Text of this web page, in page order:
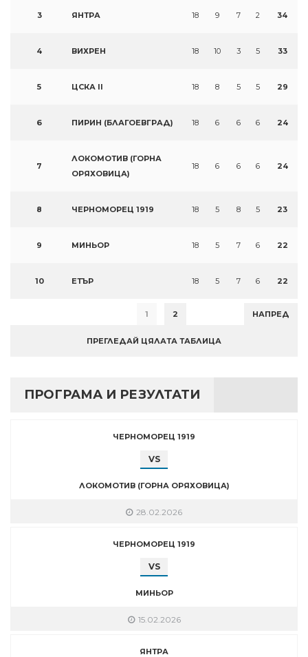
3 ЯНТРА 18 9 7 2 34
4 ВИХРЕН 18 10 3 5 33
5 ЦСКА II 18 8 5 5 29
6 ПИРИН (БЛАГОЕВГРАД) 18 6 6 6 24
7
ЛОКОМОТИВ (ГОРНА
ОРЯХОВИЦА)
18 6 6 6 24
8 ЧЕРНОМОРЕЦ 1919 18 5 8 5 23
9 МИНЬОР 18 5 7 6 22
10 ЕТЪР 18 5 7 6 22
1 2 НАПРЕД
ПРЕГЛЕДАЙ ЦЯЛАТА ТАБЛИЦА
ПРОГРАМА И РЕЗУЛТАТИ
ЧЕРНОМОРЕЦ 1919
VS
ЛОКОМОТИВ (ГОРНА ОРЯХОВИЦА)
28.02.2026
ЧЕРНОМОРЕЦ 1919
VS
МИНЬОР
15.02.2026
ЯНТРА